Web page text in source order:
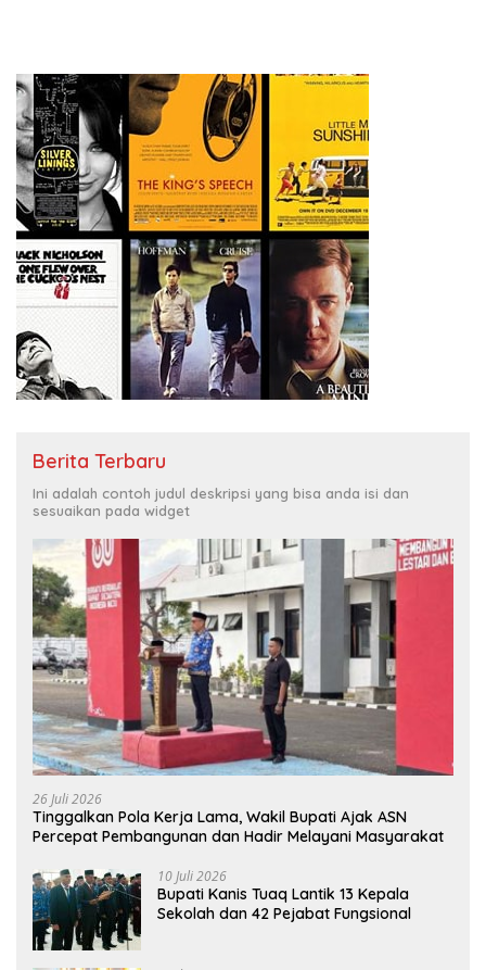
Berita Terbaru
Ini adalah contoh judul deskripsi yang bisa anda isi dan
sesuaikan pada widget
26 Juli 2026
Tinggalkan Pola Kerja Lama, Wakil Bupati Ajak ASN
Percepat Pembangunan dan Hadir Melayani Masyarakat
10 Juli 2026
Bupati Kanis Tuaq Lantik 13 Kepala
Sekolah dan 42 Pejabat Fungsional